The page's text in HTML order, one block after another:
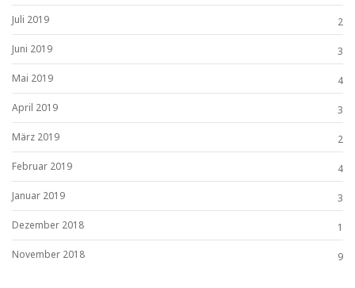
Juli 2019
2
Juni 2019
3
Mai 2019
4
April 2019
3
März 2019
2
Februar 2019
4
Januar 2019
3
Dezember 2018
1
November 2018
9